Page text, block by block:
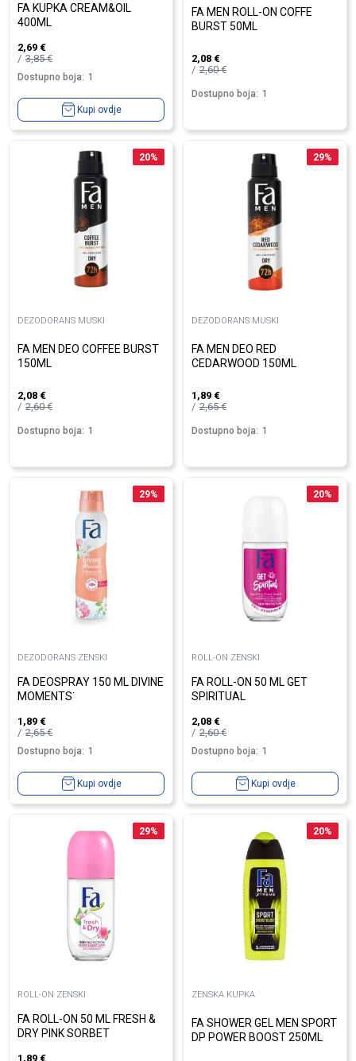
FA KUPKA CREAM&OIL
400ML
2,69 €
3,85€
Dostupno boja: 1
Kupi ovdje
FA MEN ROLL-ON COFFE
BURST 50ML
2,08 €
2,60€
Dostupno boja: 1
20%
DEZODORANS MUSKI
FA MEN DEO COFFEE BURST
150ML
2,08 €
2,60€
Dostupno boja: 1
29%
DEZODORANS MUSKI
FA MEN DEO RED
CEDARWOOD 150ML
1,89 €
2,65€
Dostupno boja: 1
29%
DEZODORANS ZENSKI
FA DEOSPRAY 150 ML DIVINE
MOMENTS˙
1,89 €
2,65€
Dostupno boja: 1
Kupi ovdje
20%
ROLL-ON ZENSKI
FA ROLL-ON 50 ML GET
SPIRITUAL
2,08 €
2,60€
Dostupno boja: 1
Kupi ovdje
29%
ROLL-ON ZENSKI
FA ROLL-ON 50 ML FRESH &
DRY PINK SORBET
1,89 €
20%
ZENSKA KUPKA
FA SHOWER GEL MEN SPORT
DP POWER BOOST 250ML